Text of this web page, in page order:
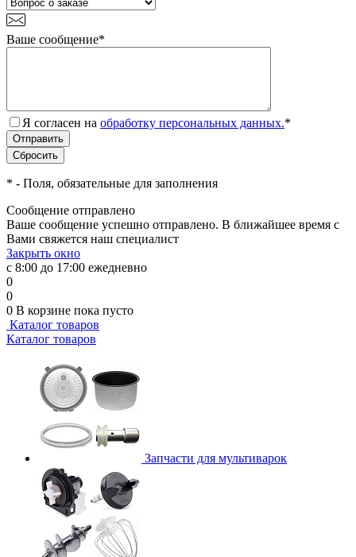
Ваше сообщение*
Я согласен на обработку персональных данных.*
* - Поля, обязательные для заполнения
Сообщение отправлено
Ваше сообщение успешно отправлено. В ближайшее время с
Вами свяжется наш специалист
Закрыть окно
с 8:00 до 17:00 ежедневно
0
0
0 В корзине пока пусто
Каталог товаров
Каталог товаров
Запчасти для мультиварок